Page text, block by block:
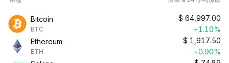
Bitcoin
BTC
$ 64,997.00
+1.10%
Ethereum
ETH
$ 1,917.50
+0.90%